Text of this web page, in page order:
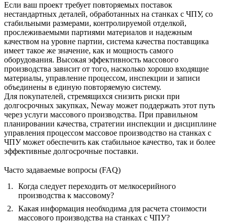
Если ваш проект требует повторяемых поставок
нестандартных деталей, обработанных на станках с ЧПУ, со
стабильными размерами, контролируемой отделкой,
прослеживаемыми партиями материалов и надежным
качеством на уровне партии, система качества поставщика
имеет такое же значение, как и мощность самого
оборудования. Высокая эффективность массового
производства зависит от того, насколько хорошо входящие
материалы, управление процессом, инспекции и записи
объединены в единую повторяемую систему.
Для покупателей, стремящихся снизить риски при
долгосрочных закупках, Neway может поддержать этот путь
через услуги массового производства. При правильном
планировании качества, стратегии инспекции и дисциплине
управления процессом массовое производство на станках с
ЧПУ может обеспечить как стабильное качество, так и более
эффективные долгосрочные поставки.
Часто задаваемые вопросы (FAQ)
Когда следует переходить от мелкосерийного
производства к массовому?
Какая информация необходима для расчета стоимости
массового производства на станках с ЧПУ?